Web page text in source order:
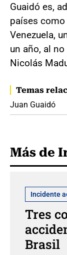
Guaidó es,
países
Venezuela,
un año, al
Nicolás
Temas
Juan Guaidó
Más de
Incidente
Tres
Brasil